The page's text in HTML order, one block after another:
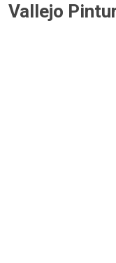
Vallejo